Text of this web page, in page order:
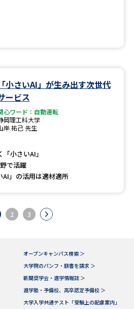
「小さいAI」が生み出す次世代
ービス
心ワード：自動運転
岡理工科大学
岸 祐己 先生
小さいAI」
で活躍
AI」の活用は適材適所
2 3
オープンキャンパス検索 ＞
大学院のパンフ・願書を請求 ＞
新聞奨学会・進学情報誌 ＞
進学塾・予備校、高卒認定予備校 ＞
大学入学共通テスト「受験上の配慮案内」